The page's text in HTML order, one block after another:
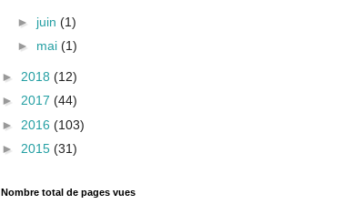
► juin (1)
► mai (1)
► 2018 (12)
► 2017 (44)
► 2016 (103)
► 2015 (31)
Nombre total de pages vues